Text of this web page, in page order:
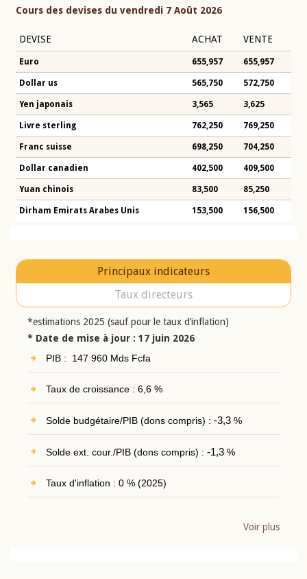
Cours des devises du vendredi 7 Août 2026
DEVISE ACHAT VENTE
Euro 655,957 655,957
Dollar us 565,750 572,750
Yen japonais 3,565 3,625
Livre sterling 762,250 769,250
Franc suisse 698,250 704,250
Dollar canadien 402,500 409,500
Yuan chinois 83,500 85,250
Dirham Emirats Arabes Unis 153,500 156,500
Principaux indicateurs
Taux directeurs
*estimations 2025 (sauf pour le taux d’inflation)
* Date de mise à jour : 17 juin 2026
PIB : 147 960 Mds Fcfa
Taux de croissance : 6,6 %
Solde budgétaire/PIB (dons compris) : -3,3%
Solde ext. cour./PIB (dons compris) : -1,3%
Taux d'inflation : 0 % (2025)
Voir plus